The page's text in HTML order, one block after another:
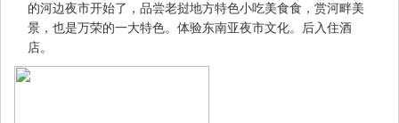
的河边夜市开始了，品尝老挝地方特色小吃美食食，赏河畔美
景，也是万荣的一大特色。体验东南亚夜市文化。后入住酒
店。